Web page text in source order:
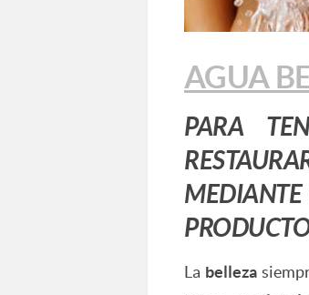
AGUA
PARA
La belleza